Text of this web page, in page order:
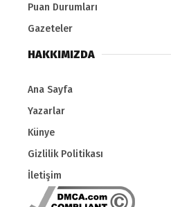
Puan Durumları
Gazeteler
HAKKIMIZDA
Ana Sayfa
Yazarlar
Künye
Gizlilik Politikası
İletişim